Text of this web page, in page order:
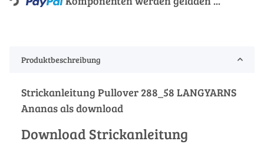
Produktbeschreibung
Strickanleitung Pullover 288_58 LANGYARNS
Ananas als download
Download Strickanleitung